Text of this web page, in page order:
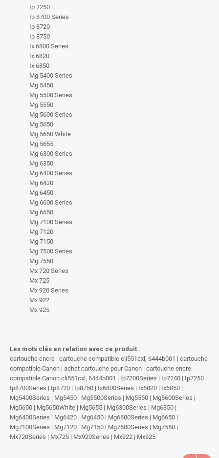
Ip 7250
Ip 8700 Series
Ip 8720
Ip 8750
Ix 6800 Series
Ix 6820
Ix 6850
Mg 5400 Series
Mg 5450
Mg 5500 Series
Mg 5550
Mg 5600 Series
Mg 5650
Mg 5650 White
Mg 5655
Mg 6300 Series
Mg 6350
Mg 6400 Series
Mg 6420
Mg 6450
Mg 6600 Series
Mg 6650
Mg 7100 Series
Mg 7120
Mg 7150
Mg 7500 Series
Mg 7550
Mx 720 Series
Mx 725
Mx 920 Series
Mx 922
Mx 925
Les mots clés en relation avec ce produit :
cartouche encre | cartouche compatible cli551cxl, 6444b001 | cartouche
compatible Canon | achat cartouche pour Canon | cartouche encre
compatible Canon cli551cxl, 6444b001 | Ip7200Series | Ip7240 | Ip7250 |
Ip8700Series | Ip8720 | Ip8750 | Ix6800Series | Ix6820 | Ix6850 |
Mg5400Series | Mg5450 | Mg5500Series | Mg5550 | Mg5600Series |
Mg5650 | Mg5650White | Mg5655 | Mg6300Series | Mg6350 |
Mg6400Series | Mg6420 | Mg6450 | Mg6600Series | Mg6650 |
Mg7100Series | Mg7120 | Mg7150 | Mg7500Series | Mg7550 |
Mx720Series | Mx725 | Mx920Series | Mx922 | Mx925